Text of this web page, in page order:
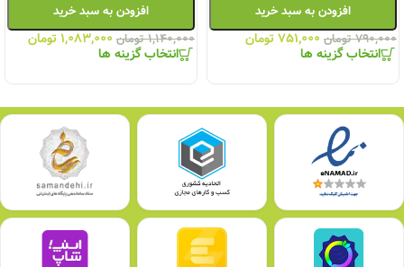
افزودن به سبد خرید
۷۹۰,۰۰۰ تومان ۷۵۱,۰۰۰تومان
انتخاب گزینه ها
افزودن به سبد خرید
۱,۱۴۰,۰۰۰ تومان ۱,۰۸۳,۰۰۰ تومان
انتخاب گزینه ها